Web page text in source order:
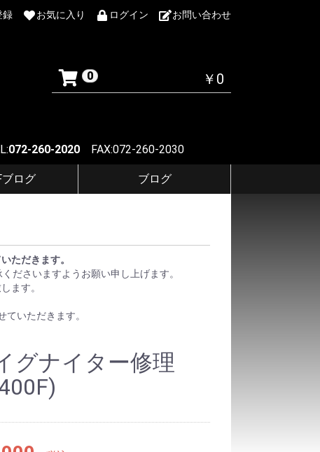
録 お気に入り ログイン お問い合わせ
0 ￥0
072-260-2020 FAX:072-260-2030
ブログ ブログ
ただきます。
ださいますようお願い申し上げます。
ます。
いただきます。
グナイター修理